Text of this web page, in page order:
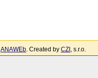
ANAWEb. Created by CZI , s.r.o.